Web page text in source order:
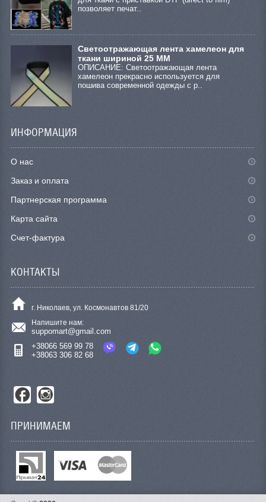
позволяет печат..
Светоотражающая лента хамелеон для
ткани шириной 25 ММ
ОПИСАНИЕ: Светоотражающая лента
хамелеон прекрасно используется для
пошива современной одежды с р..
ИНФОРМАЦИЯ
О нас
Заказ и оплата
Партнерская программа
Карта сайта
Счет-фактура
КОНТАКТЫ
г. Николаев, ул. Космонавтов 81/20
Напишите нам:
suppomart@gmail.com
+38066 569 99 78
+38063 306 82 68
ПРИНИМАЕМ